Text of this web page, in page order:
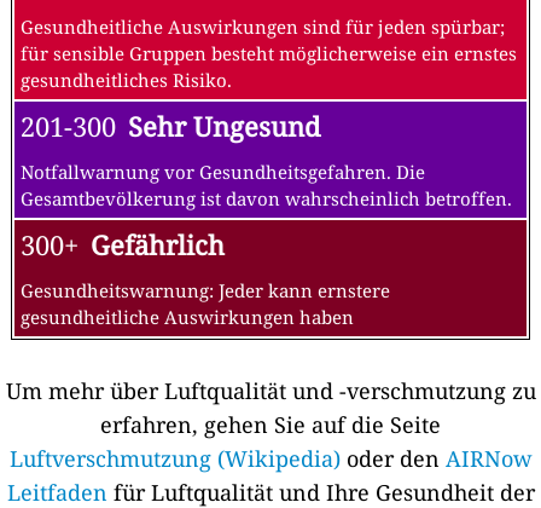
Gesundheitliche Auswirkungen sind für jeden spürbar;
für sensible Gruppen besteht möglicherweise ein ernstes
gesundheitliches Risiko.
201-300 Sehr Ungesund
Notfallwarnung vor Gesundheitsgefahren. Die
Gesamtbevölkerung ist davon wahrscheinlich betroffen.
300+ Gefährlich
Gesundheitswarnung: Jeder kann ernstere
gesundheitliche Auswirkungen haben
Um mehr über Luftqualität und -verschmutzung zu
erfahren, gehen Sie auf die Seite
Luftverschmutzung (Wikipedia)oder den AIRNow
Leitfaden für Luftqualität und Ihre Gesundheit der